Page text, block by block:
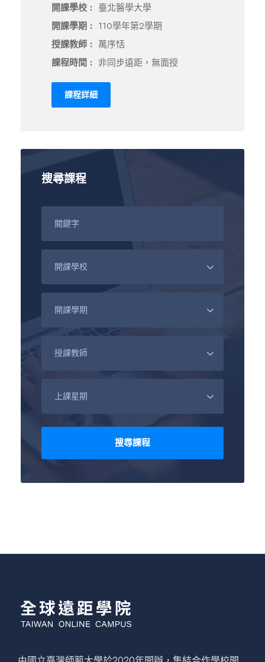
開課學校 : 臺北醫學大學
開課學期 : 110學年第2學期
授課教師 : 萬序恬
課程時間 : 非同步遠距，無面授
課程詳細
搜尋課程